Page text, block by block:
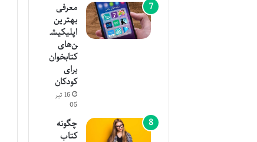
معرفی
بهترین
اپلیکیش
ن‌های
کتابخوان
برای
کودکان
16 تیر
05
چگونه
کتاب